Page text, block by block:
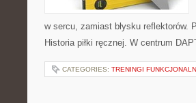
w sercu, zamiast błysku reflektorów.
Historia piłki ręcznej. W centrum
CATEGORIES: TRENINGI